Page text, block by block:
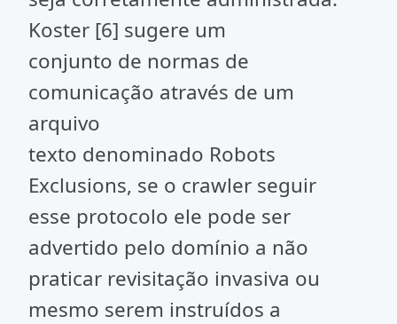
Koster [6] sugere um
conjunto de normas de
comunicação através de um
arquivo
texto denominado Robots
Exclusions, se o crawler seguir
esse protocolo ele pode ser
advertido pelo domínio a não
praticar revisitação invasiva ou
mesmo serem instruídos a